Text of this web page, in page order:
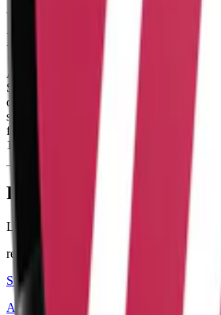
Information om
Ace X är ett vitt snus från den danska
Snus. Med en nikotinhalt på upp till dryga
och smaker som guarana, peppar och
som tänjer på det som uppfattas som
formaten slim och large original och
100 % återvinningsbara.
Färskt vitt snus
Läs mer om hur du förvarar Ace X X-Mas
relaterade produkter
Styrka Normal · Slim
Ace X Black Raspberry Chili